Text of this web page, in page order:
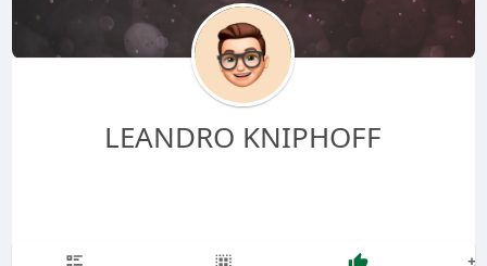
LEANDRO KNIPHOFF